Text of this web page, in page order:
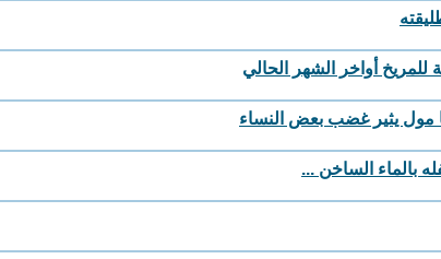
للمريخ أواخر الشهر الحالي
مول يثير غضب بعض النساء
بالماء الساخن ...